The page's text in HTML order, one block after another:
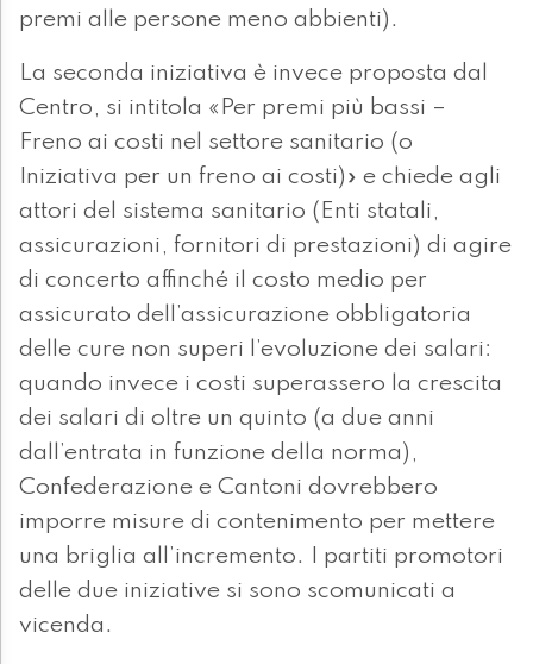
premi alle persone meno abbienti).
La seconda iniziativa è invece proposta dal
Centro, si intitola «Per premi più bassi –
Freno ai costi nel settore sanitario (o
Iniziativa per un freno ai costi)» e chiede agli
attori del sistema sanitario (Enti statali,
assicurazioni, fornitori di prestazioni) di agire
di concerto affinché il costo medio per
assicurato dell’assicurazione obbligatoria
delle cure non superi l’evoluzione dei salari:
quando invece i costi superassero la crescita
dei salari di oltre un quinto (a due anni
dall’entrata in funzione della norma),
Confederazione e Cantoni dovrebbero
imporre misure di contenimento per mettere
una briglia all’incremento. I partiti promotori
delle due iniziative si sono scomunicati a
vicenda.